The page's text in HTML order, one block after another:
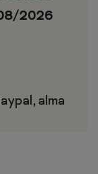
2026